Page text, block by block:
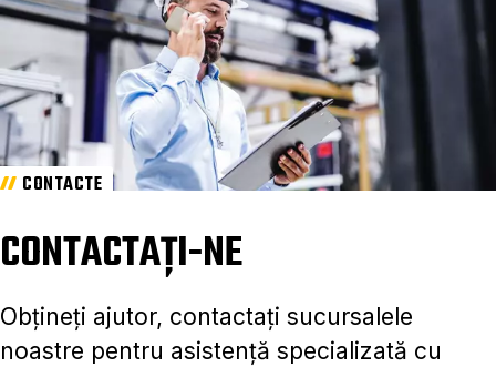
CONTACTE
CONTACTAȚI-NE
Obțineți ajutor, contactați sucursalele
noastre pentru asistență specializată cu